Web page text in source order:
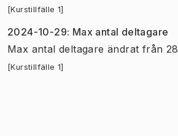
[Kurstillfälle 1]
2024-10-29: Max antal deltagare
Max antal deltagare ändrat från 28
[Kurstillfälle 1]